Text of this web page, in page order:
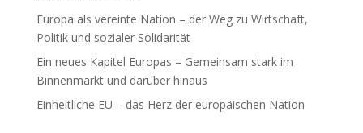
Europa als vereinte Nation – der Weg zu Wirtschaft,
Politik und sozialer Solidarität
Ein neues Kapitel Europas – Gemeinsam stark im
Binnenmarkt und darüber hinaus
Einheitliche EU – das Herz der europäischen Nation